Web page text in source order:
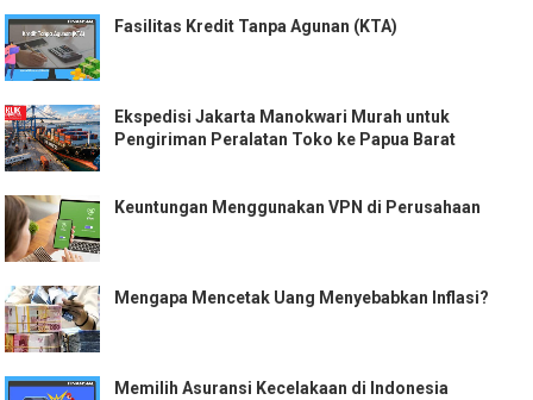
Fasilitas Kredit Tanpa Agunan (KTA)
Ekspedisi Jakarta Manokwari Murah untuk
Pengiriman Peralatan Toko ke Papua Barat
Keuntungan Menggunakan VPN di Perusahaan
Mengapa Mencetak Uang Menyebabkan Inflasi?
Memilih Asuransi Kecelakaan di Indonesia